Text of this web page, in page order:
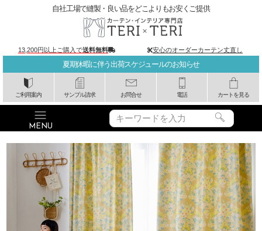
夏期休暇に伴う出荷スケジュールのお知らせ
ご利用案内 サンプル請求 お問合せ 電話 カートを見る
自社工場で縫製・良い品をどこよりもお安くご提供
13,200円以上ご購入で送料無料 安心のオーダーカーテン丈直し